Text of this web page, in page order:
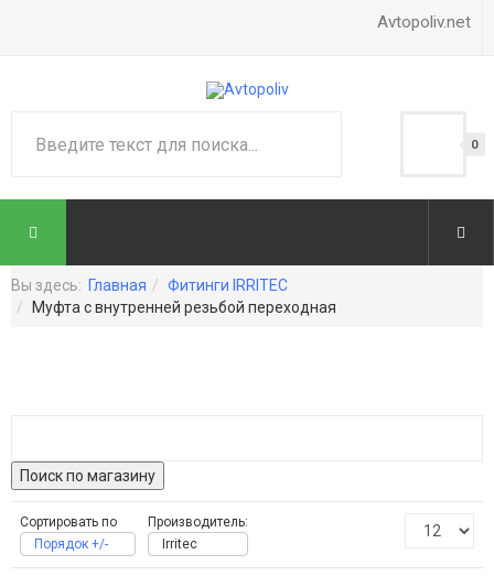
Avtopoliv.net
0
Вы здесь: Главная
Фитинги IRRITEC
Муфта с внутренней резьбой переходная
Сортировать по
Порядок +/-
Производитель:
Irritec